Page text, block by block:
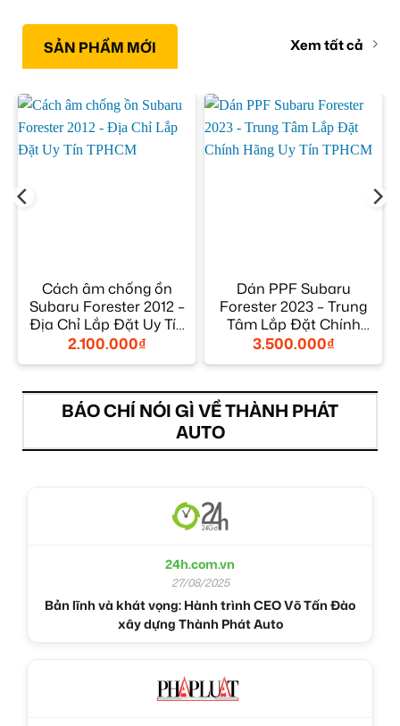
SẢN PHẨM MỚI Xem tất cả
Cách âm chống ồn
Subaru Forester 2012 –
Địa Chỉ Lắp Đặt Uy Tín
TPHCM
2.100.000₫
Dán PPF Subaru
Forester 2023 – Trung
Tâm Lắp Đặt Chính
Hãng Uy Tín TPHCM
3.500.000₫
BÁO CHÍ NÓI GÌ VỀ THÀNH PHÁT
AUTO
24h.com.vn
27/08/2025
Bản lĩnh và khát vọng: Hành trình CEO Võ Tấn Đào
xây dựng Thành Phát Auto